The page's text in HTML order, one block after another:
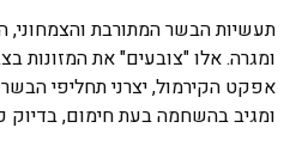
תעשיות הבשר המתורבת
ומגרה. אלו "צובעים" את המזונות
אפקט הקירמול, יצרני תחליפי
ומגיב בהשחמה בעת חימום, בדיוק